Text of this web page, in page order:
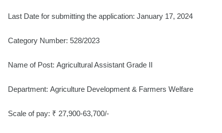
Last Date for submitting the application: January 17, 2024
Category Number: 528/2023
Name of Post: Agricultural Assistant Grade II
Department: Agriculture Development & Farmers Welfare
Scale of pay: ₹ 27,900-63,700/-